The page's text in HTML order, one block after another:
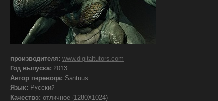
производителя: www.digitaltutors.com
Год выпуска: 2013
Автор перевода: Santuus
Язык: Русский
Качество: отличное (1280Х1024)